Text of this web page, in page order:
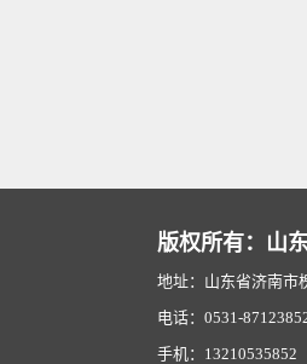
版权所有：山
地址：山东省济南市
电话：0531-
手机：